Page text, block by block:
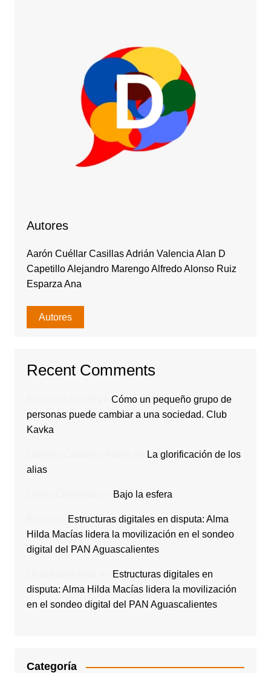
Autores
Aarón Cuéllar Casillas Adrián Valencia Alan D
Capetillo Alejandro Marengo Alfredo Alonso Ruiz
Esparza Ana
Autores
Recent Comments
Cómo un pequeño grupo de
personas puede cambiar a una sociedad. Club
Kavka
La glorificación de los
alias
Bajo la esfera
Estructuras digitales en disputa: Alma
Hilda Macías lidera la movilización en el sondeo
digital del PAN Aguascalientes
Estructuras digitales en
disputa: Alma Hilda Macías lidera la movilización
en el sondeo digital del PAN Aguascalientes
Categoría